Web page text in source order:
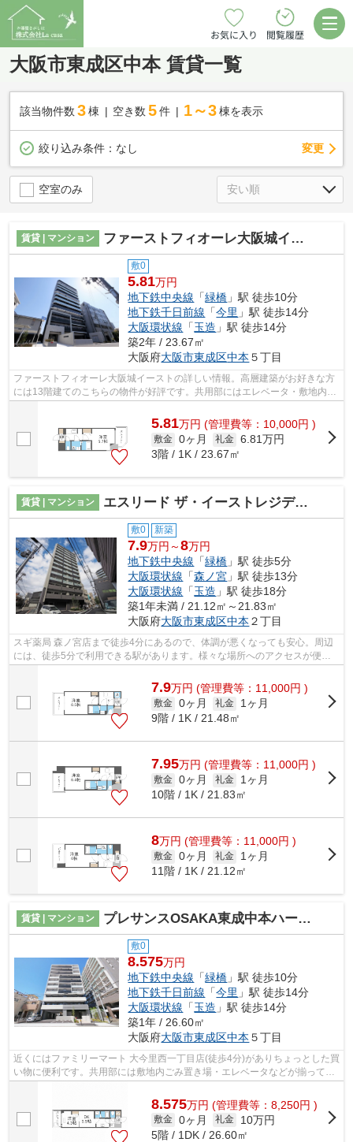
お気に入り 閲覧履歴
大阪市東成区中本 賃貸一覧
該当物件数 3棟 空き数 5 件 1～3 棟を表示
絞り込み条件： なし 変更
空室のみ
賃貸 | マンション ファーストフィオーレ大阪城イースト
敷0
5.81万円
地下鉄中央線 「緑橋 」駅 徒歩10分
地下鉄千日前線 「今里 」駅 徒歩14分
大阪環状線 「玉造 」駅 徒歩14分
築2年 / 23.67㎡
大阪府大阪市東成区中本 ５丁目
ファーストフィオーレ大阪城イーストの詳しい情報。高層建築がお好きな方
には13階建てのこちらの物件が好評です。共用部にはエレベータ・敷地内ご
み置き場などが備わっておりとても充...
5.81万円 (管理費等：10,000円 )
敷金 0ヶ月 礼金 6.81万円
3階 / 1K / 23.67㎡
賃貸 | マンション エスリード ザ・イーストレジデンス大阪城
敷0 新築
7.9万円～8万円
地下鉄中央線 「緑橋 」駅 徒歩5分
大阪環状線 「森ノ宮 」駅 徒歩13分
大阪環状線 「玉造 」駅 徒歩18分
築1年未満 / 21.12㎡～21.83㎡
大阪府大阪市東成区中本 ２丁目
スギ薬局 森ノ宮店まで徒歩4分にあるので、体調が悪くなっても安心。周辺
には、徒歩5分で利用できる駅があります。様々な場所へのアクセスが便利
になる、2駅利用可能な物件です。こだ...
7.9万円 (管理費等：11,000円 )
敷金 0ヶ月 礼金
1ヶ月
9階 / 1K / 21.48㎡
7.95万円 (管理費等：11,000円 )
敷金 0ヶ月 礼金
1ヶ月
10階 / 1K / 21.83㎡
8万円 (管理費等：11,000円 )
敷金 0ヶ月 礼金
1ヶ月
11階 / 1K / 21.12㎡
賃貸 | マンション プレサンスOSAKA東成中本ハーヴィル
敷0
8.575万円
地下鉄中央線 「緑橋 」駅 徒歩10分
地下鉄千日前線 「今里 」駅 徒歩14分
大阪環状線 「玉造 」駅 徒歩14分
築1年 / 26.60㎡
大阪府大阪市東成区中本 ５丁目
近くにはファミリーマート 大今里西一丁目店(徒歩4分)がありちょっとした買
い物に便利です。共用部には敷地内ごみ置き場・エレベータなどが揃ってお
8.575万円 (管理費等：8,250円 )
敷金 0ヶ月 礼金
10万円
5階 / 1DK / 26.60㎡